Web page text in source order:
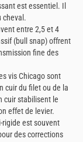
est essentiel. Il
cheval.
entre 2,5 et 4
(bull snap) offrent
fine des
vis Chicago sont
cuir du filet ou de la
cuir stabilisent le
effet de levier.
rigide est souvent
des corrections